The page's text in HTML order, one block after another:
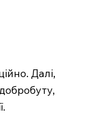
Далі,